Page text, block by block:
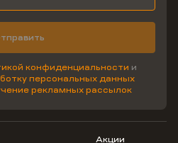
конфиденциальности и
персональных данных
рекламных рассылок
Акции